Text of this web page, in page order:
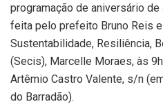
programação de aniversário
feita pelo prefeito Bruno Reis
Sustentabilidade, Resiliência,
(Secis), Marcelle Moraes, às
Artêmio Castro Valente, s/n
do Barradão).